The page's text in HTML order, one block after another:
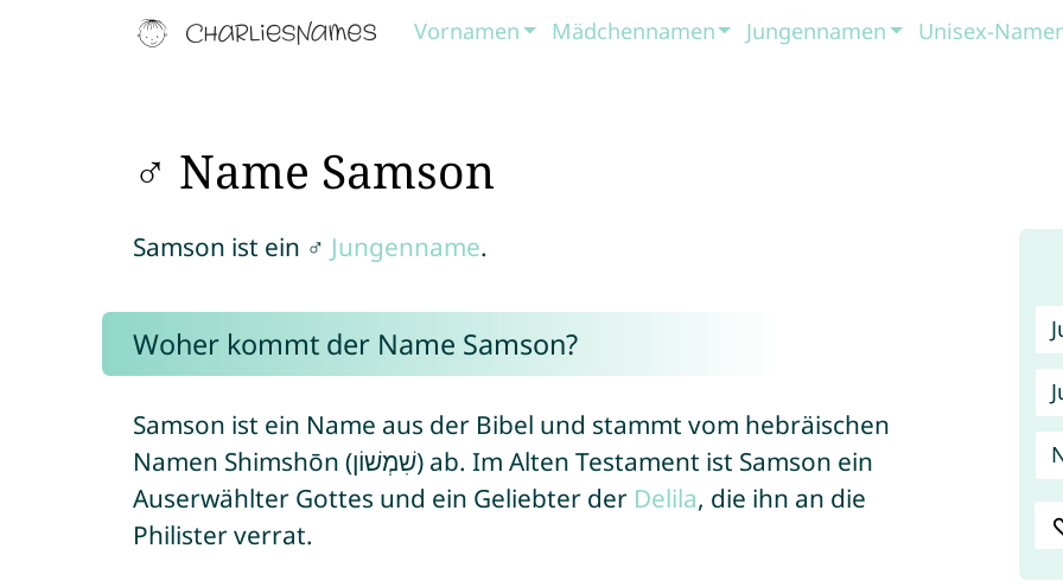
Vornamen Mädchennamen Jungennamen Unisex-
♂ Name Samson
Samson ist ein ♂ Jungenname.
Woher kommt der Name Samson?
Samson ist ein Name aus der Bibel und stammt vom hebräischen
Namen Shimshōn (שִׁמְשׁוֹן) ab. Im Alten Testament ist Samson ein
Auserwählter Gottes und ein Geliebter der Delila, die ihn an die
Philister verrat.